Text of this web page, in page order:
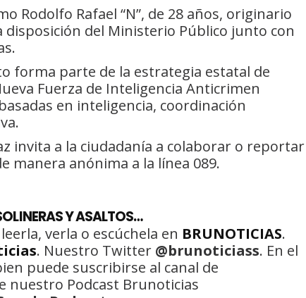
Rodolfo Rafael “N”, de 28 años, originario
del Ministerio Público junto con
forma parte de la estrategia estatal de
Fuerza de Inteligencia Anticrimen
en inteligencia, coordinación
invita a la ciudadanía a colaborar o reportar
manera anónima a la línea 089.
Y ASALTOS…
verla o escúchela en BRUNOTICIAS.
. Nuestro Twitter @brunoticiass. En el
puede suscribirse al canal de
nuestro Podcast Brunoticias